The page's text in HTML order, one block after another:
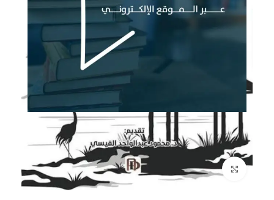
إضغط للتكبير